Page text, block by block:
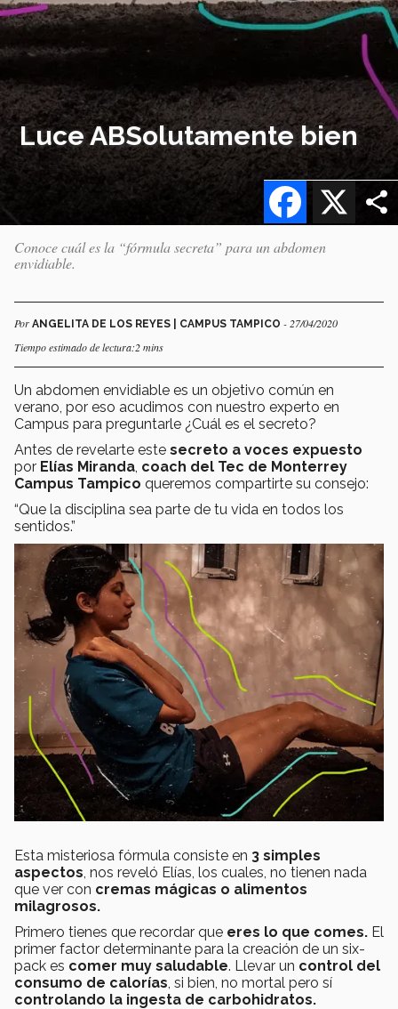
Luce ABSolutamente bien
X
Facebook
Conoce cuál es la “fórmula secreta” para un abdomen
envidiable.
Por ANGELITA DE LOS REYES | CAMPUS TAMPICO - 27/04/2020
Tiempo estimado de lectura:2 mins
Un abdomen envidiable es un objetivo común en
verano, por eso acudimos con nuestro experto en
Campus para preguntarle ¿Cuál es el secreto?
Antes de revelarte este secreto a voces expuesto
por Elías Miranda coach del Tec de Monterrey
Campus Tampico queremos compartirte su consejo:
“Que la disciplina sea parte de tu vida en todos los
sentidos.”
Esta misteriosa fórmula consiste en 3 simples
aspectos , nos reveló Elías, los cuales, no tienen nada
que ver con cremas mágicas o alimentos
milagrosos.
Primero tienes que recordar que eres lo que comes. El
primer factor determinante para la creación de un six-
pack es comer muy saludable. Llevar un control del
consumo de calorías , si bien, no mortal pero sí
controlando la ingesta de carbohidratos.